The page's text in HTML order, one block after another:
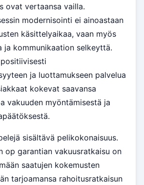
ovat vertaansa vailla.
modernisointi ei ainoastaan
käsittelyaikaa, vaan myös
ja kommunikaation selkeyttä.
ja luottamukseen palvelua
kokevat saavansa
vakuuden myöntämisestä ja
sisältävä pelikokonaisuus.
op garantian vakuusratkaisu on
saatujen kokemusten
tarjoamansa rahoitusratkaisun